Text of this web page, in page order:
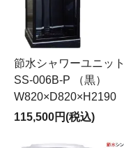
節水シャワーユニット
SS-006B-P （黒）
W820×D820×H2190
115,500円(税込)